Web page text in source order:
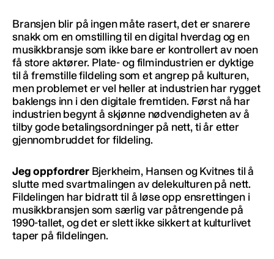
Bransjen blir på ingen måte rasert, det er snarere
snakk om en omstilling til en digital hverdag og en
musikkbransje som ikke bare er kontrollert av noen
få store aktører. Plate- og filmindustrien er dyktige
til å fremstille fildeling som et angrep på kulturen,
men problemet er vel heller at industrien har rygget
baklengs inn i den digitale fremtiden. Først nå har
industrien begynt å skjønne nødvendigheten av å
tilby gode betalingsordninger på nett, ti år etter
gjennombruddet for fildeling.
Jeg oppfordrerBjerkheim, Hansen og Kvitnes til å
slutte med svartmalingen av delekulturen på nett.
Fildelingen har bidratt til å løse opp ensrettingen i
musikkbransjen som særlig var påtrengende på
1990-tallet, og det er slett ikke sikkert at kulturlivet
taper på fildelingen.